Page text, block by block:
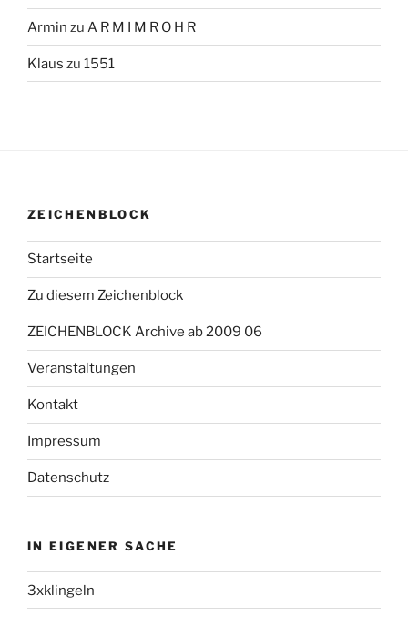
Armin zu A R M I M R O H R
Klaus zu 1551
ZEICHENBLOCK
Startseite
Zu diesem Zeichenblock
ZEICHENBLOCK Archive ab 2009 06
Veranstaltungen
Kontakt
Impressum
Datenschutz
IN EIGENER SACHE
3xklingeln